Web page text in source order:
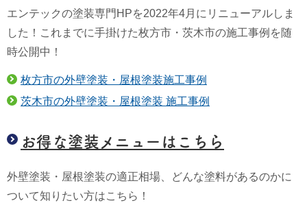
エンテックの塗装専門HPを2022年4月にリニューアルしま
した！これまでに手掛けた枚方市・茨木市の施工事例を随
時公開中！
枚方市の外壁塗装・屋根塗装施工事例
茨木市の外壁塗装・屋根塗装 施工事例
お得な塗装メニューはこちら
外壁塗装・屋根塗装の適正相場、どんな塗料があるのかに
ついて知りたい方はこちら！